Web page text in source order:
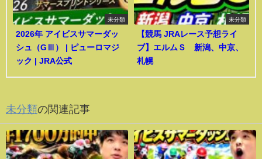
未分類
2026年 アイビスサマーダッ
シュ（GⅢ） | ピューロマジ
ック | JRA公式
未分類
【競馬 JRAレース予想ライ
ブ】エルムＳ 新潟、中京、
札幌
未分類の関連記事